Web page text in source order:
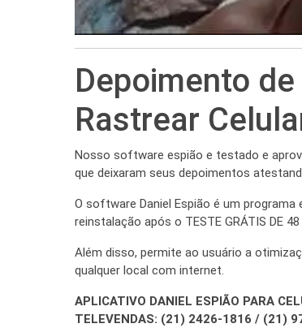
Depoimento
Rastrear
Nosso software espião e testado e
que deixaram seus depoimentos
O software Daniel Espião é um
reinstalação após o TESTE GRÁTIS DE 48
Além disso, permite ao usuário a
qualquer local com internet.
APLICATIVO DANIEL ESPIÃO PARA
TELEVENDAS: (21) 2426-1816 / (21)